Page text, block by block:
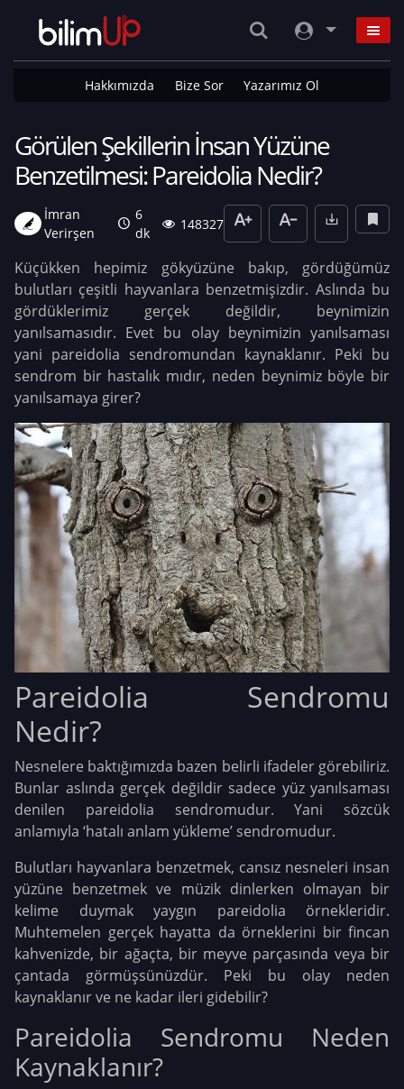
Hakkımızda Bize Sor Yazarımız Ol
Görülen Şekillerin İnsan Yüzüne
Benzetilmesi: Pareidolia Nedir?
İmran
Verirşen
6
dk
148327
Küçükken hepimiz gökyüzüne bakıp, gördüğümüz
bulutları çeşitli hayvanlara benzetmişizdir. Aslında bu
gördüklerimiz gerçek değildir, beynimizin
yanılsamasıdır. Evet bu olay beynimizin yanılsaması
yani pareidolia sendromundan kaynaklanır. Peki bu
sendrom bir hastalık mıdır, neden beynimiz böyle bir
yanılsamaya girer?
Pareidolia Sendromu
Nedir?
Nesnelere baktığımızda bazen belirli ifadeler görebiliriz.
Bunlar aslında gerçek değildir sadece yüz yanılsaması
denilen pareidolia sendromudur. Yani sözcük
anlamıyla ‘hatalı anlam yükleme’ sendromudur.
Bulutları hayvanlara benzetmek, cansız nesneleri insan
yüzüne benzetmek ve müzik dinlerken olmayan bir
kelime duymak yaygın pareidolia örnekleridir.
Muhtemelen gerçek hayatta da örneklerini bir fincan
kahvenizde, bir ağaçta, bir meyve parçasında veya bir
çantada görmüşsünüzdür. Peki bu olay neden
kaynaklanır ve ne kadar ileri gidebilir?
Pareidolia Sendromu Neden
Kaynaklanır?